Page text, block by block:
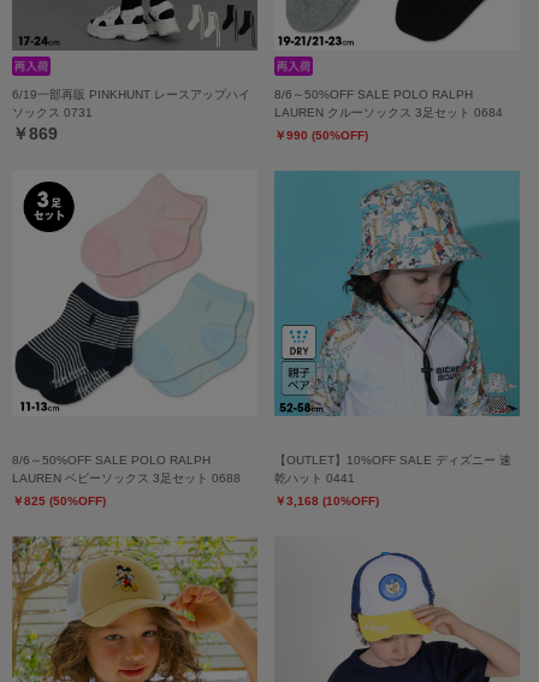
6/19一部再販 PINKHUNT レースアップハイ
ソックス 0731
￥869
8/6～50%OFF SALE POLO RALPH
LAUREN クルーソックス 3足セット 0684
￥990 (50%OFF)
8/6～50%OFF SALE POLO RALPH
LAUREN ベビーソックス 3足セット 0688
￥825 (50%OFF)
【OUTLET】10%OFF SALE ディズニー 速
乾ハット 0441
￥3,168 (10%OFF)